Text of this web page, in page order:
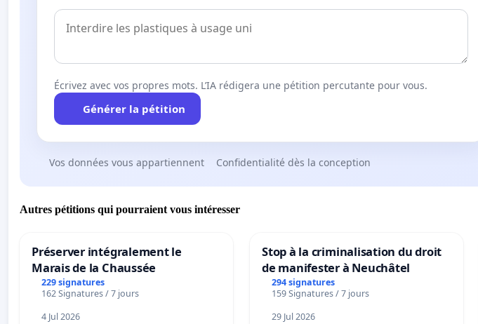
Écrivez avec vos propres mots. L’IA rédigera une pétition percutante pour vous.
Générer la pétition
Vos données vous appartiennent Confidentialité dès la conception
Autres pétitions qui pourraient vous intéresser
Préserver intégralement le
Marais de la Chaussée
229 signatures
162 Signatures / 7 jours
4 Jul 2026
Stop à la criminalisation du droit
de manifester à Neuchâtel
294 signatures
159 Signatures / 7 jours
29 Jul 2026